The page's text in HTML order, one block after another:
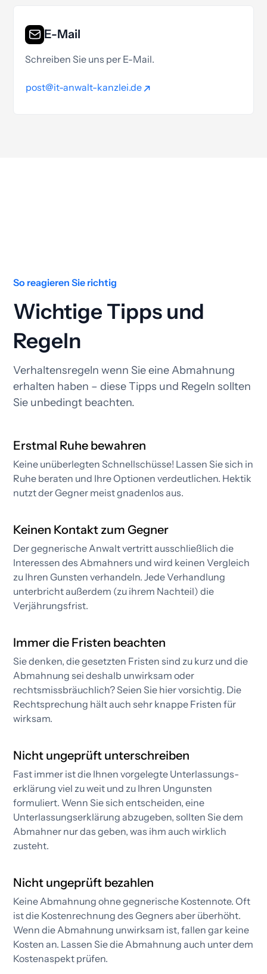
E-Mail
Schreiben Sie uns per E-Mail.
post@it-anwalt-kanzlei.de
So reagieren Sie richtig
Wichtige Tipps und
Regeln
Verhaltensregeln wenn Sie eine Abmahnung
erhalten haben – diese Tipps und Regeln sollten
Sie unbedingt beachten.
Erstmal Ruhe bewahren
Keine unüberlegten Schnellschüsse! Lassen Sie sich in
Ruhe beraten und Ihre Optionen verdeutlichen. Hektik
nutzt der Gegner meist gnadenlos aus.
Keinen Kontakt zum Gegner
Der gegnerische Anwalt vertritt ausschließlich die
Interessen des Abmahners und wird keinen Vergleich
zu Ihren Gunsten verhandeln. Jede Verhandlung
unterbricht außerdem (zu ihrem Nachteil) die
Verjährungsfrist.​
Immer die Fristen beachten
Sie denken, die gesetzten Fristen sind zu kurz und die
Abmahnung sei deshalb unwirksam oder
rechtsmissbräuchlich? Seien Sie hier vorsichtig. Die
Rechtsprechung hält auch sehr knappe Fristen für
wirksam.
Nicht ungeprüft unterschreiben
Fast immer ist die Ihnen vorgelegte Unterlassungs­
erklärung viel zu weit und zu Ihren Ungunsten
formuliert. Wenn Sie sich entscheiden, eine
Unterlassungs­erklärung abzugeben, sollten Sie dem
Abmahner nur das geben, was ihm auch wirklich
zusteht.
Nicht ungeprüft bezahlen
Keine Abmahnung ohne gegnerische Kostennote. Oft
ist die Kostenrechnung des Gegners aber überhöht.
Wenn die Abmahnung unwirksam ist, fallen gar keine
Kosten an. Lassen Sie die Abmahnung auch unter dem
Kostenaspekt prüfen.​